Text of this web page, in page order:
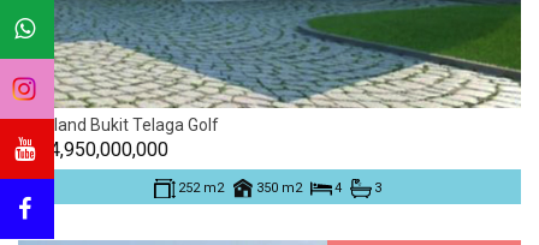
Citraland Bukit Telaga Golf
Rp. 4,950,000,000
252 m2 350 m2 4 3